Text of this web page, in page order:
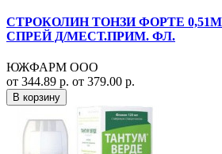
СТРОКОЛИН ТОНЗИ ФОРТЕ
СПРЕЙ Д/МЕСТ.ПРИМ. ФЛ.
ЮЖФАРМ ООО
от 344.89 р. от 379.00 р.
В корзину